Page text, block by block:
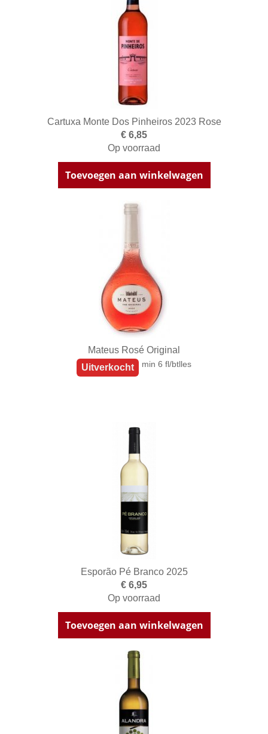
Cartuxa Monte Dos Pinheiros 2023 Rose
€ 6,85
Op voorraad
Toevoegen aan winkelwagen
Mateus Rosé Original
Uitverkocht
min 6 fl/btlles
Esporão Pé Branco 2025
€ 6,95
Op voorraad
Toevoegen aan winkelwagen